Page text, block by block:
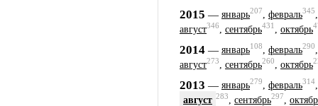
2015 — январь207, февраль345
август346 сентябрь431 октябрь
2014 — январь108, февраль290
август273 сентябрь260 октябрь
2013 — январь279, февраль314
август 283 сентябрь297